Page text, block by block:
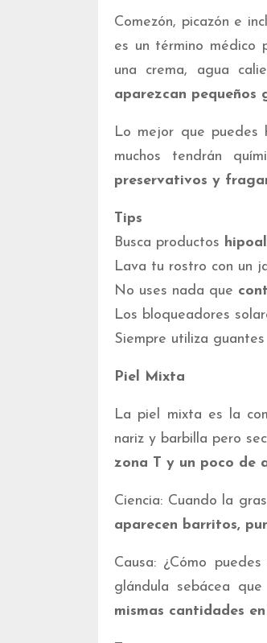
Comezón, picazón e
es un término médico
una crema, agua
aparezcan pequeños
Lo mejor que puedes
muchos tendrán
preservativos y
Tips
Busca productos
Lava tu rostro con un
No uses nada que
Los bloqueadores
Siempre utiliza guantes
Piel Mixta
La piel mixta es la
nariz y barbilla pero
zona T y un poco de
Ciencia: Cuando la
aparecen barritos,
Causa: ¿Cómo
glándula sebácea
mismas cantidades